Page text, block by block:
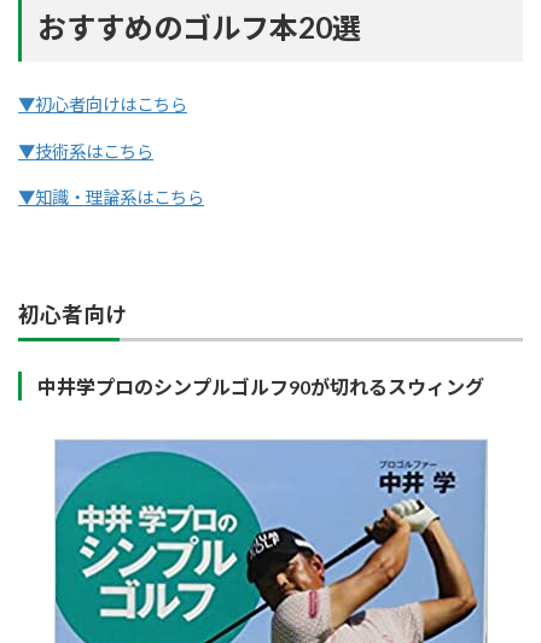
おすすめのゴルフ本20選
▼初心者向けはこちら
▼技術系はこちら
▼知識・理論系はこちら
初心者向け
中井学プロのシンプルゴルフ90が切れるスウィング